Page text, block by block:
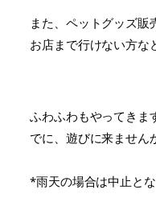
また、ペットグッズ
お店まで行けない方な
ふわふわもやってきま
でに、遊びに来ません
*雨天の場合は中止とな